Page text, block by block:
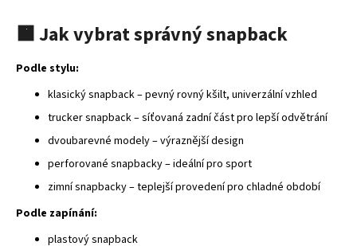
🟧 Jak vybrat správný snapback
Podle stylu:
klasický snapback – pevný rovný kšilt, univerzální vzhled
trucker snapback – síťovaná zadní část pro lepší odvětrání
dvoubarevné modely – výraznější design
perforované snapbacky – ideální pro sport
zimní snapbacky – teplejší provedení pro chladné období
Podle zapínání:
plastový snapback
MALFINI
122
DÁMSKÉ
100%
BAVLNA,
PROJMUTÝ
STŘIH
85
Kč